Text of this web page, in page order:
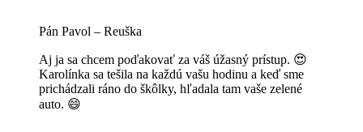
Pán Pavol – Reuška
Aj ja sa chcem poďakovať za váš úžasný prístup. 😍
Karolínka sa tešila na každú vašu hodinu a keď sme
prichádzali ráno do škôlky, hľadala tam vaše zelené
auto. 😄